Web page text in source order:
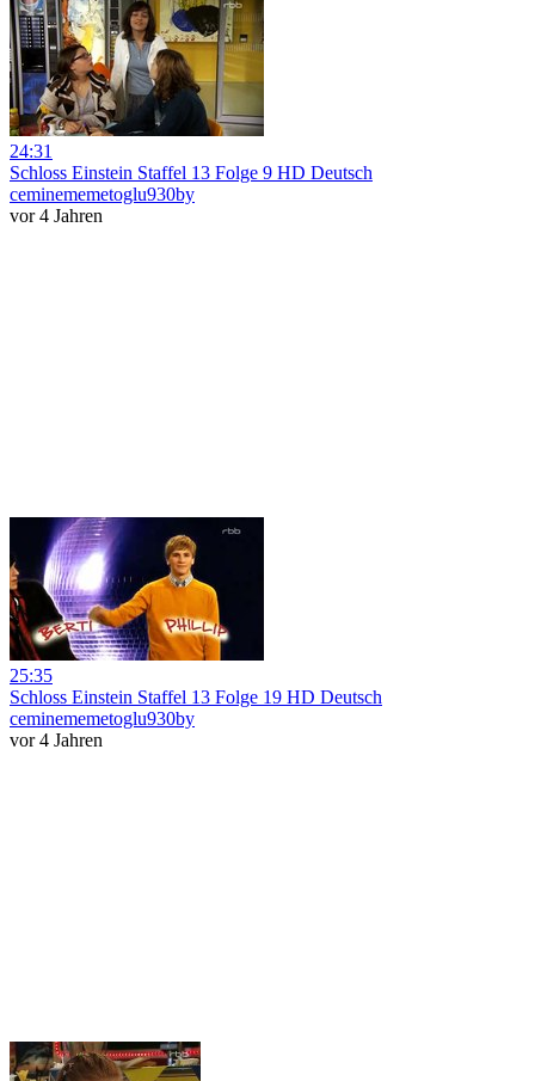
24:31
Schloss Einstein Staffel 13 Folge 9 HD Deutsch
ceminememetoglu930by
vor 4 Jahren
25:35
Schloss Einstein Staffel 13 Folge 19 HD Deutsch
ceminememetoglu930by
vor 4 Jahren